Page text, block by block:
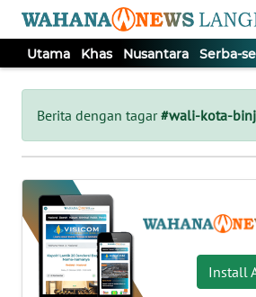
Utama Khas Nusantara Serba-
Berita dengan tagar#wali-kota-
Install
Tutup
UTAMA
KHAS
NUSANTARA